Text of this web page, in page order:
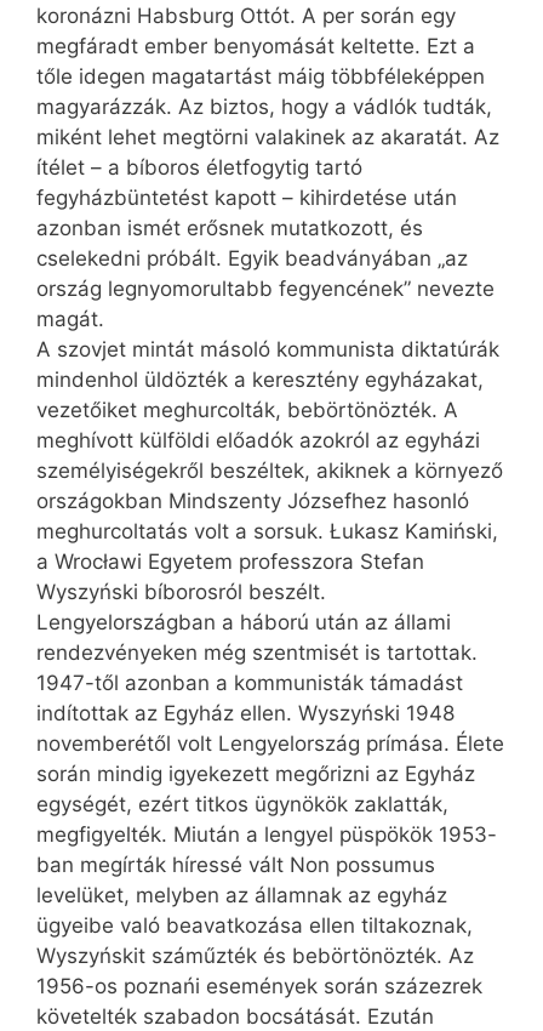
koronázni Habsburg Ottót. A per során egy
megfáradt ember benyomását keltette. Ezt a
tőle idegen magatartást máig többféleképpen
magyarázzák. Az biztos, hogy a vádlók tudták,
miként lehet megtörni valakinek az akaratát. Az
ítélet – a bíboros életfogytig tartó
fegyházbüntetést kapott – kihirdetése után
azonban ismét erősnek mutatkozott, és
cselekedni próbált. Egyik beadványában „az
ország legnyomorultabb fegyencének” nevezte
magát.
A szovjet mintát másoló kommunista diktatúrák
mindenhol üldözték a keresztény egyházakat,
vezetőiket meghurcolták, bebörtönözték. A
meghívott külföldi előadók azokról az egyházi
személyiségekről beszéltek, akiknek a környező
országokban Mindszenty Józsefhez hasonló
meghurcoltatás volt a sorsuk. Łukasz Kamiński,
a Wrocławi Egyetem professzora Stefan
Wyszyński bíborosról beszélt.
Lengyelországban a háború után az állami
rendezvényeken még szentmisét is tartottak.
1947-től azonban a kommunisták támadást
indítottak az Egyház ellen. Wyszyński 1948
novemberétől volt Lengyelország prímása. Élete
során mindig igyekezett megőrizni az Egyház
egységét, ezért titkos ügynökök zaklatták,
megfigyelték. Miután a lengyel püspökök 1953-
ban megírták híressé vált Non possumus
levelüket, melyben az államnak az egyház
ügyeibe való beavatkozása ellen tiltakoznak,
Wyszyńskit szám­űzték és bebörtönözték. Az
1956-os poznańi események során százezrek
követelték szabadon bocsátását. Ezután